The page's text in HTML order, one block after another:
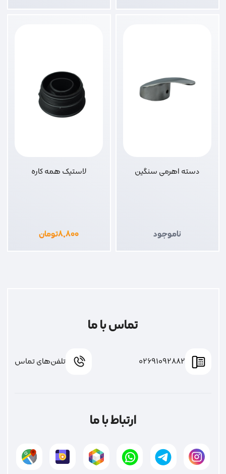
دسته اهرمی سنگین
ناموجود
لاستیک همه کاره
۸,۸۰۰تومان
تماس با ما
02691092882 تلفن‌های تماس
ارتباط با ما